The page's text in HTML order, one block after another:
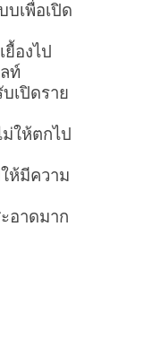
บเพื่อเปิด
องไป
ท์
เปิดราย
ให้ตกไป
ห้มีความ
อาดมาก